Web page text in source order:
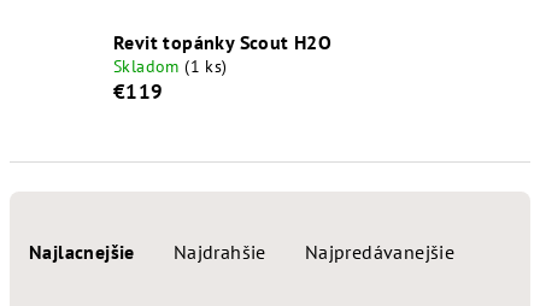
Revit topánky Scout H2O
Skladom(1 ks)
€119
Najlacnejšie Najdrahšie Najpredávanejšie